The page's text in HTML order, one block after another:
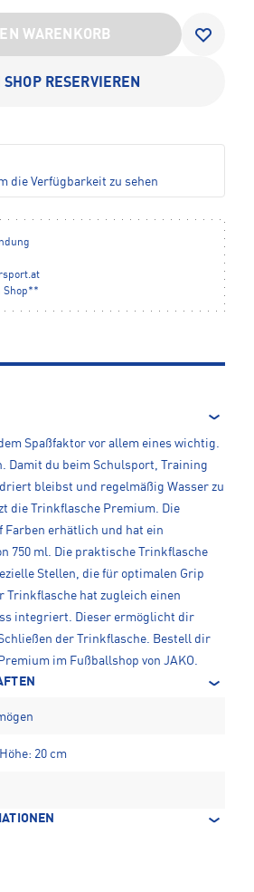
WARENKORB
SHOP RESERVIEREN
die Verfügbarkeit zu sehen
Shop**
Spaßfaktor vor allem eines wichtig.
Damit du beim Schulsport, Training
bleibst und regelmäßig Wasser zu
die Trinkflasche Premium. Die
erhätlich und hat ein
750 ml. Die praktische Trinkflasche
Stellen, die für optimalen Grip
Trinkflasche hat zugleich einen
integriert. Dieser ermöglicht dir
der Trinkflasche. Bestell dir
im Fußballshop von JAKO.
20 cm